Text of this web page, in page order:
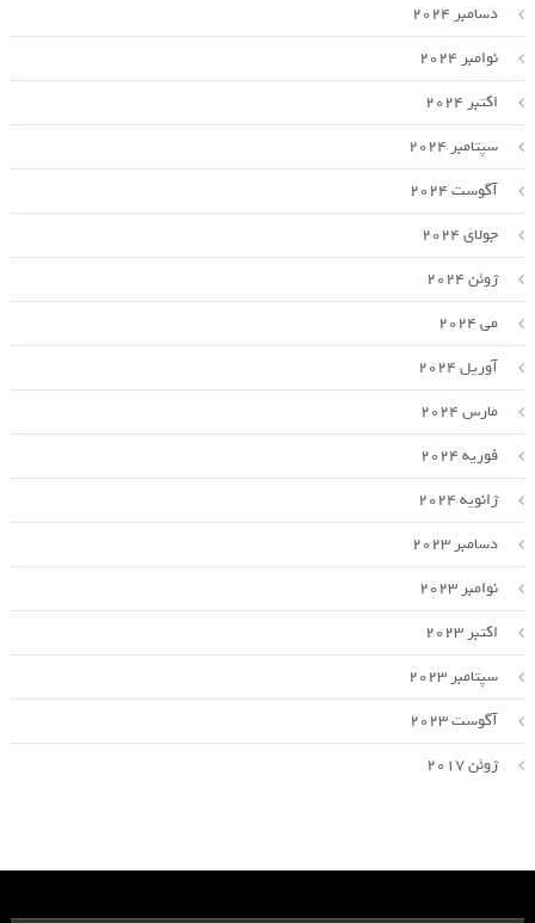
دسامبر 2024
نوامبر 2024
اکتبر 2024
سپتامبر 2024
آگوست 2024
جولای 2024
ژوئن 2024
می 2024
آوریل 2024
مارس 2024
فوریه 2024
ژانویه 2024
دسامبر 2023
نوامبر 2023
اکتبر 2023
سپتامبر 2023
آگوست 2023
ژوئن 2017